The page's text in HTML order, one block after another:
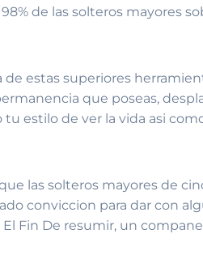
de las solteros mayores
estas superiores
que poseas,
estilo de ver la vida asi­
las solteros mayores de
conviccion para dar con
Fin De resumir, un